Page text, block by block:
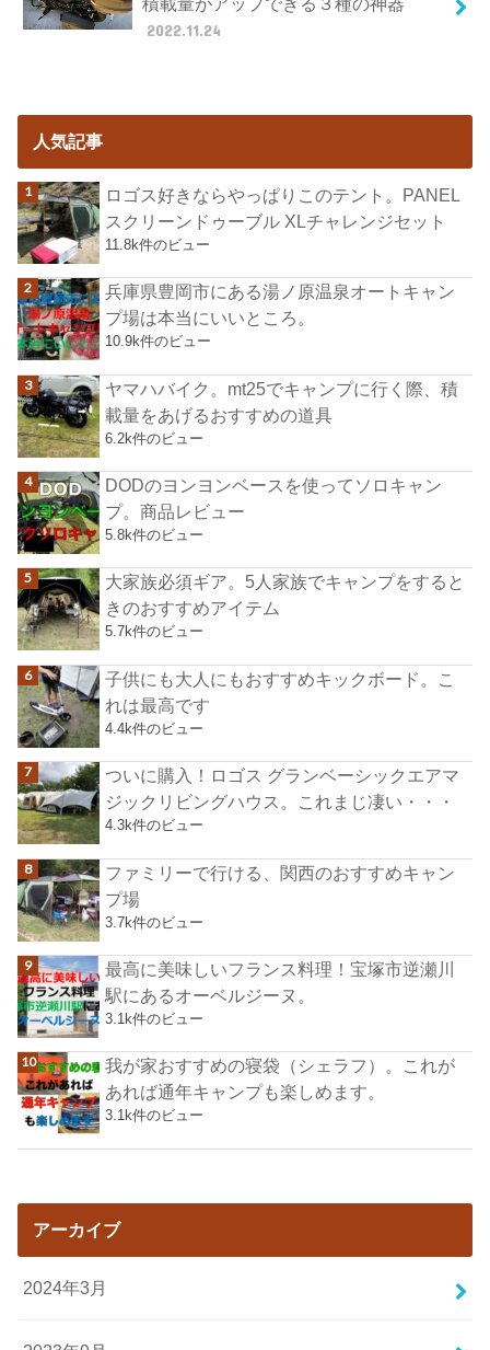
2022.11.24
人気記事
ロゴス好きならやっぱりこのテント。PANEL
スクリーンドゥーブル XLチャレンジセット
11.8k件のビュー
兵庫県豊岡市にある湯ノ原温泉オートキャン
プ場は本当にいいところ。
10.9k件のビュー
ヤマハバイク。mt25でキャンプに行く際、積
載量をあげるおすすめの道具
6.2k件のビュー
DODのヨンヨンベースを使ってソロキャン
プ。商品レビュー
5.8k件のビュー
大家族必須ギア。5人家族でキャンプをすると
きのおすすめアイテム
5.7k件のビュー
子供にも大人にもおすすめキックボード。こ
れは最高です
4.4k件のビュー
ついに購入！ロゴス グランベーシックエアマ
ジックリビングハウス。これまじ凄い・・・
4.3k件のビュー
ファミリーで行ける、関西のおすすめキャン
プ場
3.7k件のビュー
最高に美味しいフランス料理！宝塚市逆瀬川
駅にあるオーベルジーヌ。
3.1k件のビュー
我が家おすすめの寝袋（シェラフ）。これが
あれば通年キャンプも楽しめます。
3.1k件のビュー
アーカイブ
2024年3月